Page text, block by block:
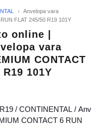
›
Anvelopa vara
FLAT 245/50 R19 101Y
online |
vara
CONTACT
101Y
/ CONTINENTAL / Anv
CONTACT 6 RUN